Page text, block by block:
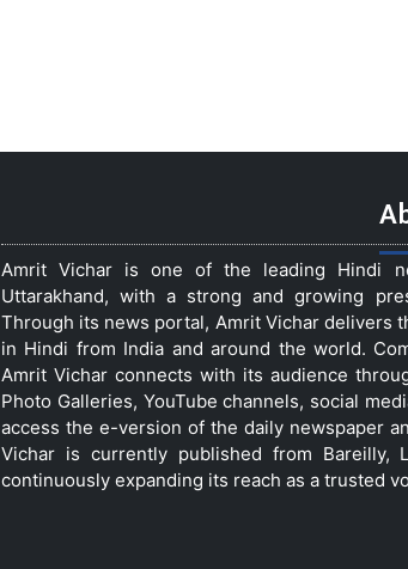
Amrit Vichar is one of the leading Hindi
Uttarakhand, with a strong and growing
Through its news portal, Amrit Vichar delivers
in Hindi from India and around the world.
Amrit Vichar connects with its audience
Photo Galleries, YouTube channels, social
access the e-version of the daily newspaper
Vichar is currently published from Bareilly,
continuously expanding its reach as a trusted